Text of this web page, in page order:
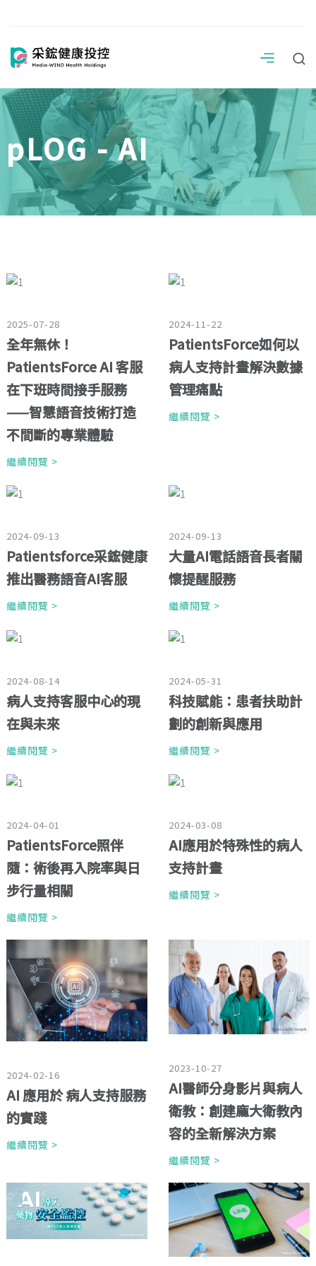
pLOG - AI
2025-07-28
全年無休！
PatientsForce AI 客服
在下班時間接手服務
——智慧語音技術打造
不間斷的專業體驗
繼續閱覽 >
2024-11-22
PatientsForce如何以
病人支持計畫解決數據
管理痛點
繼續閱覽 >
2024-09-13
Patientsforce采鋐健康
推出醫務語音AI客服
繼續閱覽 >
2024-09-13
大量AI電話語音長者關
懷提醒服務
繼續閱覽 >
2024-08-14
病人支持客服中心的現
在與未來
繼續閱覽 >
2024-05-31
科技賦能：患者扶助計
劃的創新與應用
繼續閱覽 >
2024-04-01
PatientsForce照伴
隨：術後再入院率與日
步行量相關
繼續閱覽 >
2024-03-08
AI應用於特殊性的病人
支持計畫
繼續閱覽 >
2024-02-16
AI 應用於 病人支持服務
的實踐
繼續閱覽 >
2023-10-27
AI醫師分身影片與病人
衛教：創建龐大衛教內
容的全新解決方案
繼續閱覽 >